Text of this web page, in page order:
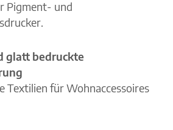
Pigment- und
glatt bedruckte
Textilien für Wohnaccessoires